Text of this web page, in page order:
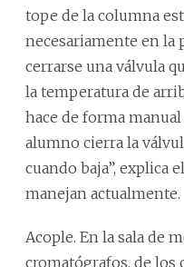
tope de la columna
necesariamente en la
cerrarse una válvula
la temperatura de
hace de forma
alumno cierra la
cuando baja”, explica
manejan actualmente.
Acople. En la sala de
cromatógrafos, de los